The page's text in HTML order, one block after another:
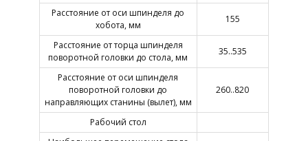
Расстояние от оси шпинделя до
хобота, мм
155
Расстояние от торца шпинделя
поворотной головки до стола, мм
35..535
Расстояние от оси шпинделя
поворотной головки до
направляющих станины (вылет), мм
260..820
Рабочий стол